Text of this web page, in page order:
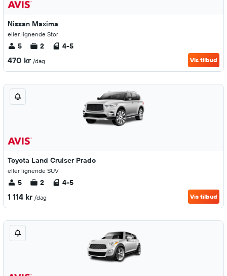
Nissan Maxima
eller lignende Stor
5 2 4-5
470 kr /dag Vis tilbud
Toyota Land Cruiser Prado
eller lignende SUV
5 2 4-5
1 114 kr /dag Vis tilbud